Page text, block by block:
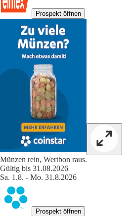
Prospekt öffnen
Münzen rein, Wertbon raus.
Gültig bis 31.08.2026
Sa. 1.8. - Mo. 31.8.2026
Prospekt öffnen